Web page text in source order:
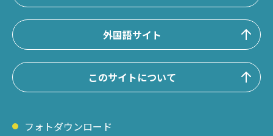
外国語サイト
このサイトについて
フォトダウンロード